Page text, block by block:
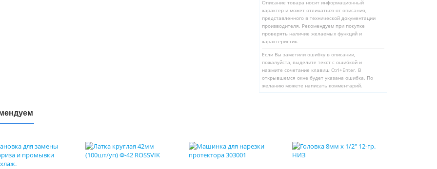
Описание товара носит информационный
характер и может отличаться от описания,
представленного в технической документации
производителя. Рекомендуем при покупке
проверять наличие желаемых функций и
характеристик.
Если Вы заметили ошибку в описании,
пожалуйста, выделите текст с ошибкой и
нажмите сочетание клавиш Ctrl+Enter. В
открывшемся окне будет указана ошибка. По
желанию можете написать комментарий.